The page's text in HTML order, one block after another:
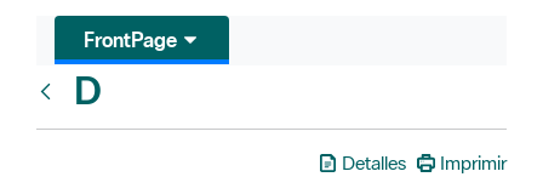
FrontPage
D
Detalles Imprimir